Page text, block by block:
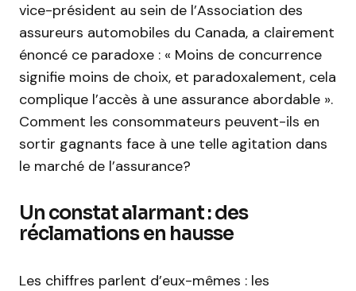
vice-président au sein de l’Association des
assureurs automobiles du Canada, a clairement
énoncé ce paradoxe : « Moins de concurrence
signifie moins de choix, et paradoxalement, cela
complique l’accès à une assurance abordable ».
Comment les consommateurs peuvent-ils en
sortir gagnants face à une telle agitation dans
le marché de l’assurance?
Un constat alarmant : des
réclamations en hausse
Les chiffres parlent d’eux-mêmes : les